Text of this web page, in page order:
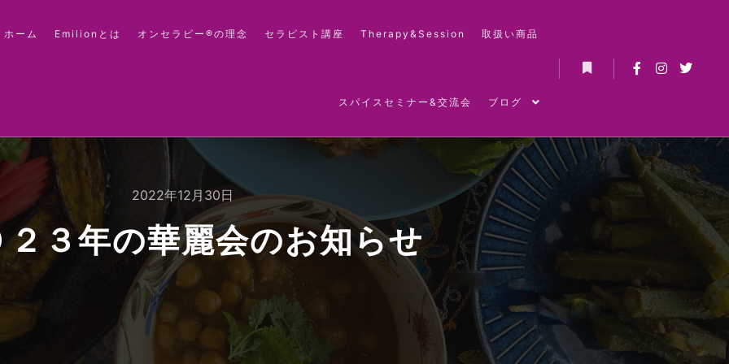
ホーム Emilionとは オンセラピー®の理念 セラピスト講座 Therapy&Session 取扱い商品
スパイスセミナー&交流会 ブログ
2022年12月30日
２３年の華麗会のお知らせ